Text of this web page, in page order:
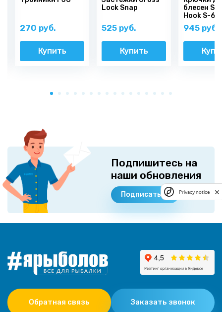
270 руб.
Купить
Lock Snap
525 руб.
Купить
блесен
Hook S-69
945 руб.
Подпишитесь на
наши обновления
Подписаться
Обратная связь Заказать звонок
Privacy notice